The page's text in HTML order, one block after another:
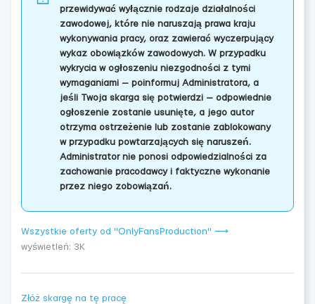
przewidywać wyłącznie rodzaje działalności
zawodowej, które nie naruszają prawa kraju
wykonywania pracy, oraz zawierać wyczerpujący
wykaz obowiązków zawodowych. W przypadku
wykrycia w ogłoszeniu niezgodności z tymi
wymaganiami — poinformuj Administratora, a
jeśli Twoja skarga się potwierdzi — odpowiednie
ogłoszenie zostanie usunięte, a jego autor
otrzyma ostrzeżenie lub zostanie zablokowany
w przypadku powtarzających się naruszeń.
Administrator nie ponosi odpowiedzialności za
zachowanie pracodawcy i faktyczne wykonanie
przez niego zobowiązań.
Wszystkie oferty od "OnlyFansProduction" ⟶
wyświetleń: 3K
Złóż skargę na tę pracę